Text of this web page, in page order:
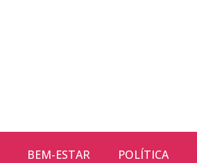
BEM-ESTAR POLÍTICA